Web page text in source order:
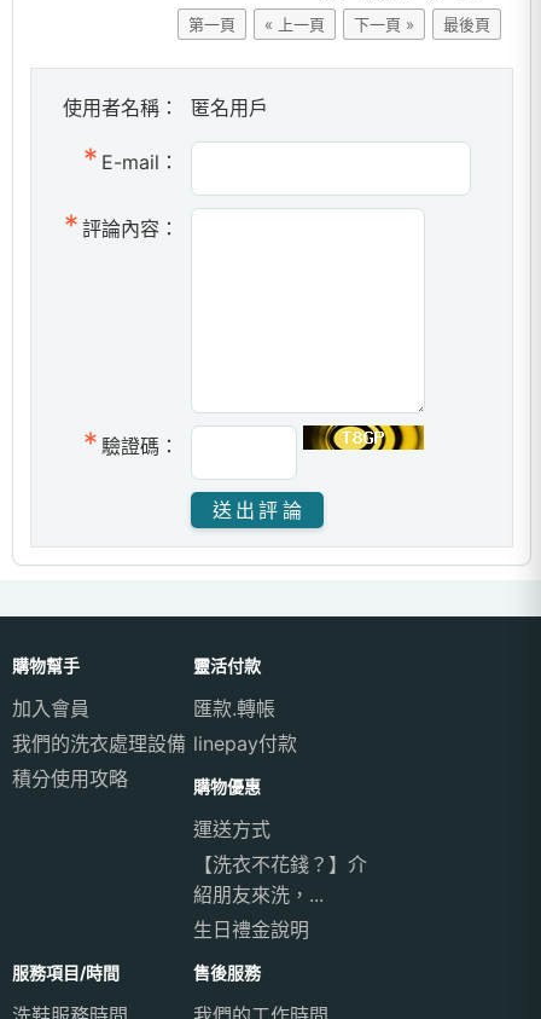
第一頁
« 上一頁 下一頁 » 最後頁
使用者名稱： 匿名用戶
E-mail：
評論內容：
驗證碼：
購物幫手
加入會員
我們的洗衣處理設備
積分使用攻略
靈活付款
匯款.轉帳
linepay付款
購物優惠
運送方式
【洗衣不花錢？】介
紹朋友來洗，...
生日禮金說明
服務項目/時間 售後服務